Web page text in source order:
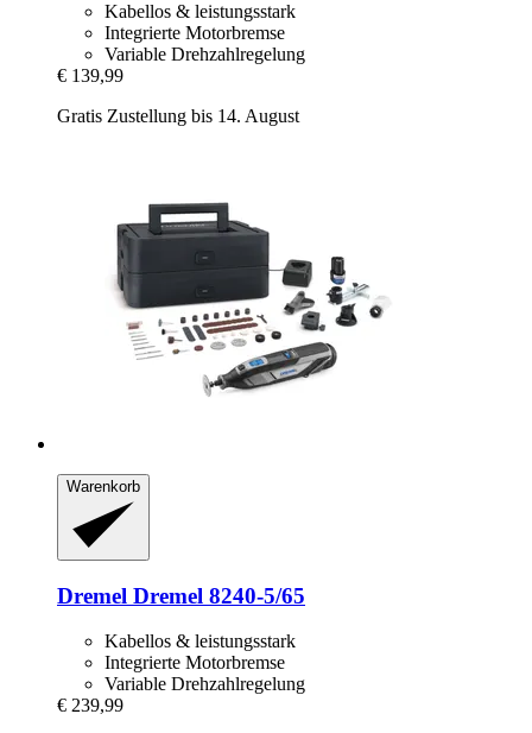
Kabellos & leistungsstark
Integrierte Motorbremse
Variable Drehzahlregelung
€ 139,99
Gratis Zustellung bis 14. August
Warenkorb
Dremel Dremel 8240-​5/65
Kabellos & leistungsstark
Integrierte Motorbremse
Variable Drehzahlregelung
€ 239,99